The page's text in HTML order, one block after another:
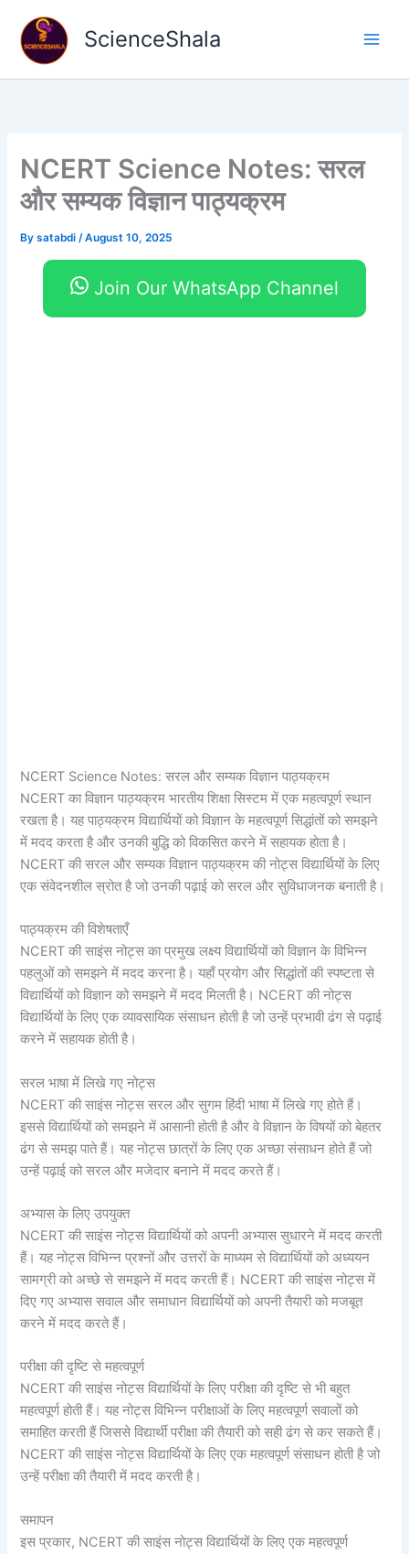
content
ScienceShala
NCERT Science Notes: सरल
और सम्यक विज्ञान पाठ्यक्रम
Bysatabdi/August 10, 2025
Join Our WhatsApp Channel
NCERT Science Notes: सरल और सम्यक विज्ञान पाठ्यक्रम
NCERT का विज्ञान पाठ्यक्रम भारतीय शिक्षा सिस्टम में एक महत्वपूर्ण स्थान
रखता है। यह पाठ्यक्रम विद्यार्थियों को विज्ञान के महत्वपूर्ण सिद्धांतों को समझने
में मदद करता है और उनकी बुद्धि को विकसित करने में सहायक होता है।
NCERT की सरल और सम्यक विज्ञान पाठ्यक्रम की नोट्स विद्यार्थियों के लिए
एक संवेदनशील स्रोत है जो उनकी पढ़ाई को सरल और सुविधाजनक बनाती है।
पाठ्यक्रम की विशेषताएँ
NCERT की साइंस नोट्स का प्रमुख लक्ष्य विद्यार्थियों को विज्ञान के विभिन्न
पहलुओं को समझने में मदद करना है। यहाँ प्रयोग और सिद्धांतों की स्पष्टता से
विद्यार्थियों को विज्ञान को समझने में मदद मिलती है। NCERT की नोट्स
विद्यार्थियों के लिए एक व्यावसायिक संसाधन होती है जो उन्हें प्रभावी ढंग से पढ़ाई
करने में सहायक होती है।
सरल भाषा में लिखे गए नोट्स
NCERT की साइंस नोट्स सरल और सुगम हिंदी भाषा में लिखे गए होते हैं।
इससे विद्यार्थियों को समझने में आसानी होती है और वे विज्ञान के विषयों को बेहतर
ढंग से समझ पाते हैं। यह नोट्स छात्रों के लिए एक अच्छा संसाधन होते हैं जो
उन्हें पढ़ाई को सरल और मजेदार बनाने में मदद करते हैं।
अभ्यास के लिए उपयुक्त
NCERT की साइंस नोट्स विद्यार्थियों को अपनी अभ्यास सुधारने में मदद करती
हैं। यह नोट्स विभिन्न प्रश्नों और उत्तरों के माध्यम से विद्यार्थियों को अध्ययन
सामग्री को अच्छे से समझने में मदद करती हैं। NCERT की साइंस नोट्स में
दिए गए अभ्यास सवाल और समाधान विद्यार्थियों को अपनी तैयारी को मजबूत
करने में मदद करते हैं।
परीक्षा की दृष्टि से महत्वपूर्ण
NCERT की साइंस नोट्स विद्यार्थियों के लिए परीक्षा की दृष्टि से भी बहुत
महत्वपूर्ण होती हैं। यह नोट्स विभिन्न परीक्षाओं के लिए महत्वपूर्ण सवालों को
समाहित करती हैं जिससे विद्यार्थी परीक्षा की तैयारी को सही ढंग से कर सकते हैं।
NCERT की साइंस नोट्स विद्यार्थियों के लिए एक महत्वपूर्ण संसाधन होती है जो
उन्हें परीक्षा की तैयारी में मदद करती है।
समापन
इस प्रकार, NCERT की साइंस नोट्स विद्यार्थियों के लिए एक महत्वपूर्ण